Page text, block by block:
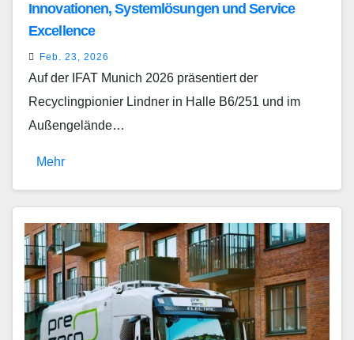
Innovationen, Systemlösungen und Service
Excellence
Feb. 23, 2026
Auf der IFAT Munich 2026 präsentiert der
Recyclingpionier Lindner in Halle B6/251 und im
Außengelände…
Mehr